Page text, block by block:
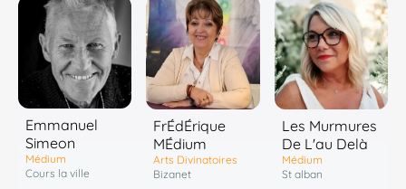
Emmanuel
Simeon
Médium
Cours la ville
FrÉdÉrique
MÉdium
Arts Divinatoires
Bizanet
Les Murmures
De L'au Delà
Médium
St alban